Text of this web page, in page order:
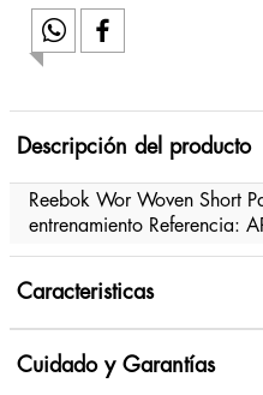
Descripción del producto
Reebok Wor Woven Short
entrenamiento Referencia:
Caracteristicas
Cuidado y Garantías